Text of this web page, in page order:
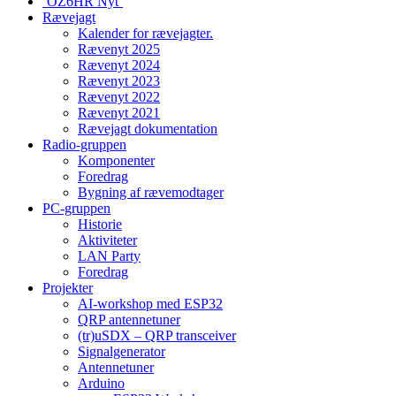
Rævejagt
Kalender for rævejagter.
Rævenyt 2025
Rævenyt 2024
Rævenyt 2023
Rævenyt 2022
Rævenyt 2021
Rævejagt dokumentation
Radio-gruppen
Komponenter
Foredrag
Bygning af rævemodtager
PC-gruppen
Historie
Aktiviteter
LAN Party
Foredrag
Projekter
AI-workshop med ESP32
QRP antennetuner
(tr)uSDX – QRP transceiver
Signalgenerator
Antennetuner
Arduino